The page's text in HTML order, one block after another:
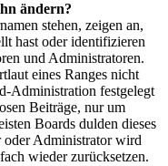
ändern?
stehen, zeigen an,
hast oder identifizieren
und Administratoren.
eines Ranges nicht
Administration festgelegt
Beiträge, nur um
Boards dulden dieses
oder Administrator wird
wieder zurücksetzen.